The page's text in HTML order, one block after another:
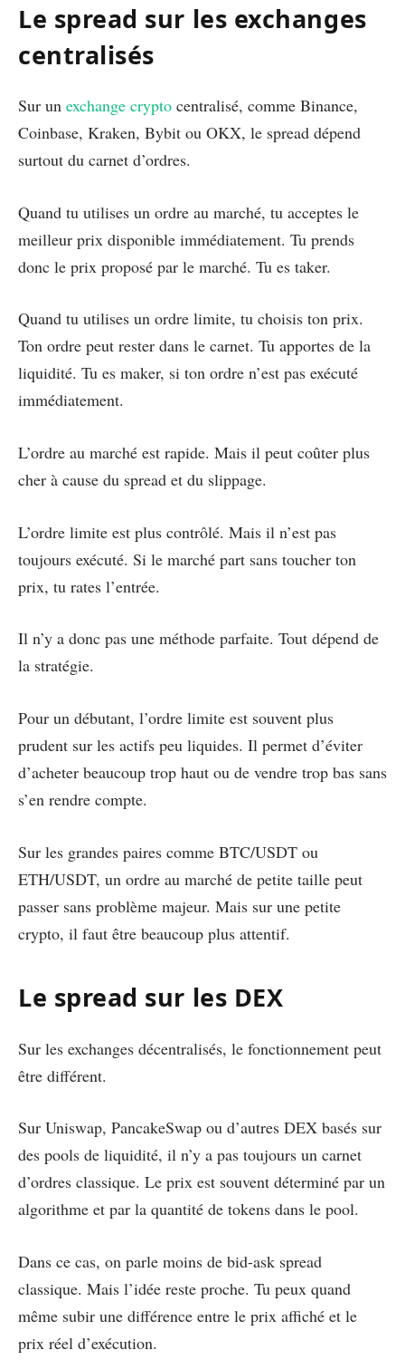
Le spread sur les exchanges
centralisés
Sur un exchange crypto centralisé, comme Binance,
Coinbase, Kraken, Bybit ou OKX, le spread dépend
surtout du carnet d’ordres.
Quand tu utilises un ordre au marché, tu acceptes le
meilleur prix disponible immédiatement. Tu prends
donc le prix proposé par le marché. Tu es taker.
Quand tu utilises un ordre limite, tu choisis ton prix.
Ton ordre peut rester dans le carnet. Tu apportes de la
liquidité. Tu es maker, si ton ordre n’est pas exécuté
immédiatement.
L’ordre au marché est rapide. Mais il peut coûter plus
cher à cause du spread et du slippage.
L’ordre limite est plus contrôlé. Mais il n’est pas
toujours exécuté. Si le marché part sans toucher ton
prix, tu rates l’entrée.
Il n’y a donc pas une méthode parfaite. Tout dépend de
la stratégie.
Pour un débutant, l’ordre limite est souvent plus
prudent sur les actifs peu liquides. Il permet d’éviter
d’acheter beaucoup trop haut ou de vendre trop bas sans
s’en rendre compte.
Sur les grandes paires comme BTC/USDT ou
ETH/USDT, un ordre au marché de petite taille peut
passer sans problème majeur. Mais sur une petite
crypto, il faut être beaucoup plus attentif.
Le spread sur les DEX
Sur les exchanges décentralisés, le fonctionnement peut
être différent.
Sur Uniswap, PancakeSwap ou d’autres DEX basés sur
des pools de liquidité, il n’y a pas toujours un carnet
d’ordres classique. Le prix est souvent déterminé par un
algorithme et par la quantité de tokens dans le pool.
Dans ce cas, on parle moins de bid-ask spread
classique. Mais l’idée reste proche. Tu peux quand
même subir une différence entre le prix affiché et le
prix réel d’exécution.